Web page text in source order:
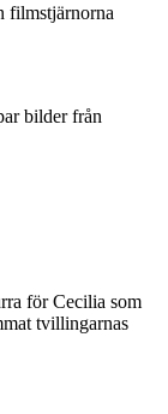
filmstjärnorna
bilder från
för Cecilia som
tvillingarnas